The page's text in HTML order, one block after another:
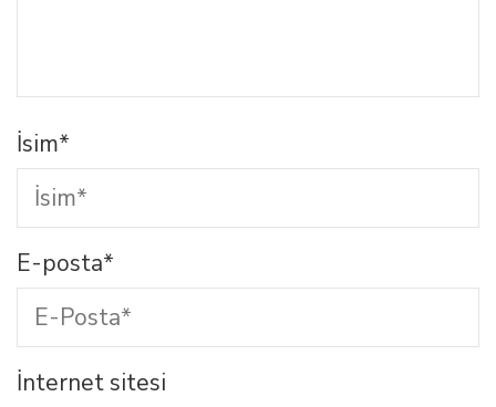
İsim*
E-posta*
İnternet sitesi